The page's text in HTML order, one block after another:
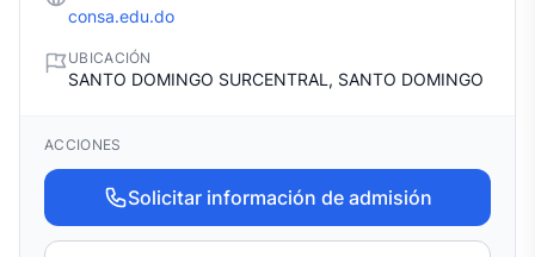
consa.edu.do
UBICACIÓN
SANTO DOMINGO SURCENTRAL, SANTO DOMINGO
ACCIONES
Solicitar información de admisión